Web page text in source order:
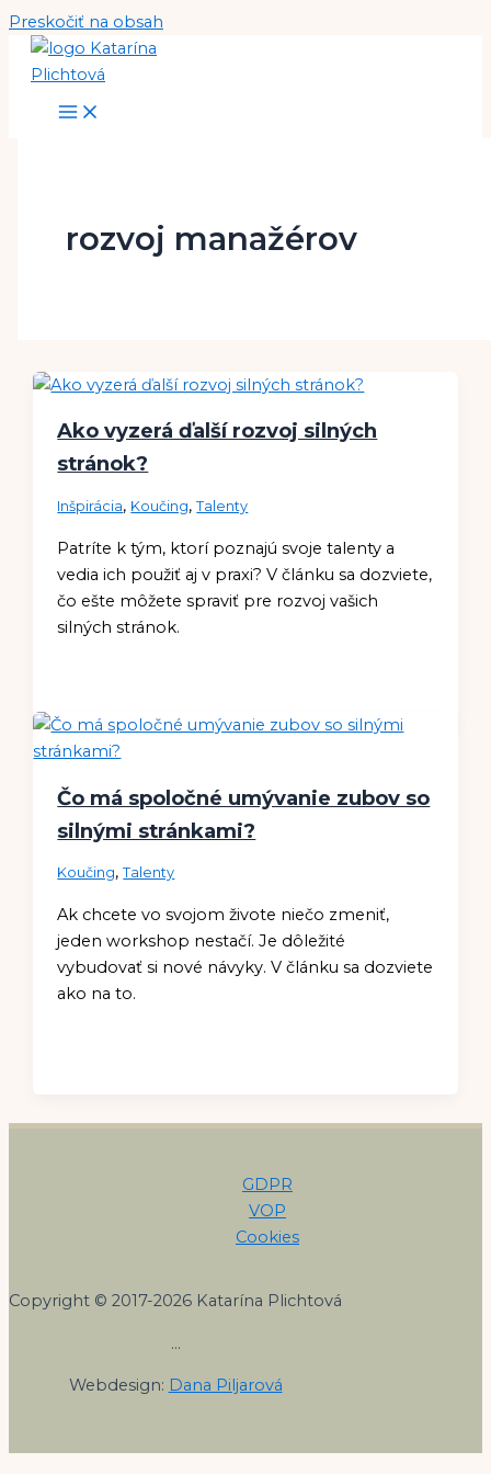
Preskočiť na obsah
rozvoj manažérov
Ako vyzerá ďalší rozvoj silných
stránok?
Inšpirácia, Koučing,Talenty
Patríte k tým, ktorí poznajú svoje talenty a
vedia ich použiť aj v praxi? V článku sa dozviete,
čo ešte môžete spraviť pre rozvoj vašich
silných stránok.
Čo má spoločné umývanie zubov so
silnými stránkami?
Koučing,Talenty
Ak chcete vo svojom živote niečo zmeniť,
jeden workshop nestačí. Je dôležité
vybudovať si nové návyky. V článku sa dozviete
ako na to.
GDPR
VOP
Cookies
Copyright © 2017-2026 Katarína Plichtová
…
Webdesign: Dana Piljarová